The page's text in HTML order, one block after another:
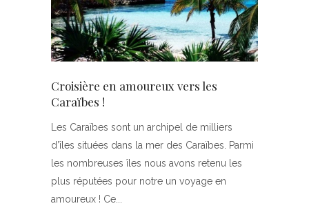
Croisière en amoureux vers les
Caraïbes !
Les Caraïbes sont un archipel de milliers
d’îles situées dans la mer des Caraïbes. Parmi
les nombreuses îles nous avons retenu les
plus réputées pour notre un voyage en
amoureux ! Ce